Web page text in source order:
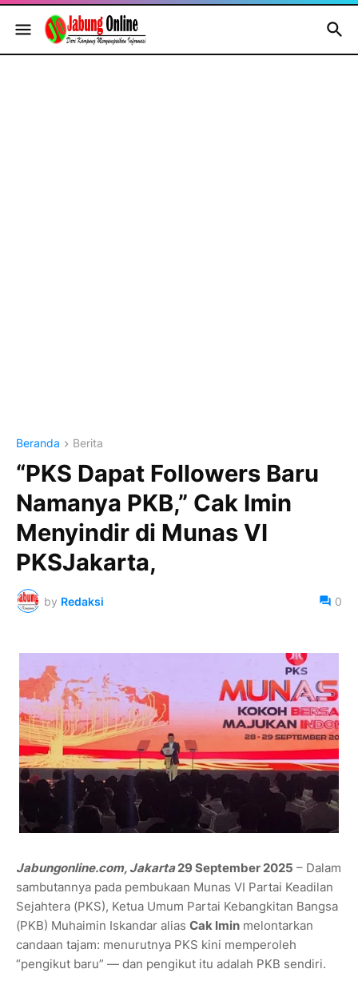
Beranda Berita
“PKS Dapat Followers Baru
Namanya PKB,” Cak Imin
Menyindir di Munas VI
PKSJakarta,
by Redaksi 0
Jabungonline.com, Jakarta29 September 2025 – Dalam
sambutannya pada pembukaan Munas VI Partai Keadilan
Sejahtera (PKS), Ketua Umum Partai Kebangkitan Bangsa
(PKB) Muhaimin Iskandar alias Cak Imin melontarkan
candaan tajam: menurutnya PKS kini memperoleh
“pengikut baru” — dan pengikut itu adalah PKB sendiri.